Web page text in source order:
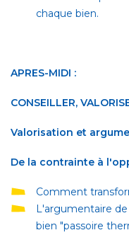
chaque bien.
APRES-MIDI :
CONSEILLER,
Valorisation et
De la contrainte à
Comment
L'argumentaire
bien "passoire